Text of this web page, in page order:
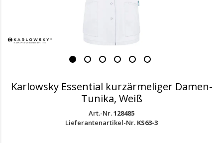
Karlowsky Essential kurzärmeliger Damen-
Tunika, Weiß
Art.-Nr.128485
Lieferantenartikel-Nr. KS63-3